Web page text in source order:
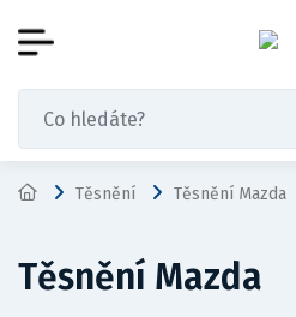
Těsnění Těsnění Mazda
Těsnění Mazda